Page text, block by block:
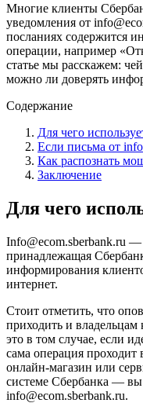
Многие клиенты
уведомления от
посланиях содержится
операции, например
статье мы расскажем:
можно ли доверять
Содержание
Для чего
Если письма от
Как распознать
Заключение
Для чего
Info@ecom.sberbank.ru —
принадлежащая
информирования
интернет.
Стоит отметить, что
приходить и
это в том случае, если
сама операция
онлайн-магазин или
системе Сбербанка —
info@ecom.sberbank.ru.